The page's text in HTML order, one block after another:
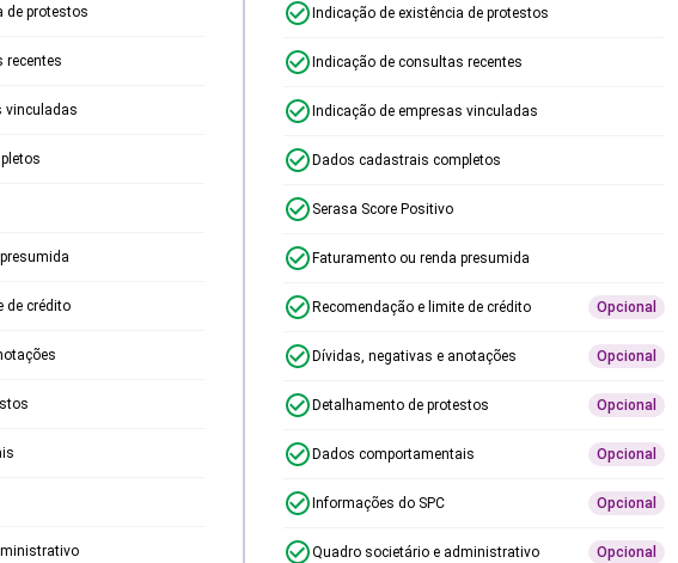
de protestos
recentes
vinculadas
de crédito
Indicação de existência de protestos
Indicação de consultas recentes
Indicação de empresas vinculadas
Dados cadastrais completos
Serasa Score Positivo
Faturamento ou renda presumida
Recomendação e limite de crédito Opcional
Dívidas, negativas e anotações Opcional
Detalhamento de protestos Opcional
Dados comportamentais Opcional
Informações do SPC Opcional
Quadro societário e administrativo Opcional